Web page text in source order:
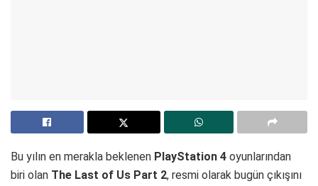
Bu yılın en merakla beklenen PlayStation 4 oyunlarından
biri olan The Last of Us Part 2, resmi olarak bugün çıkışını